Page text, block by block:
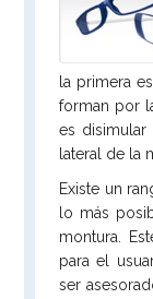
la primera
forman por
es
lateral de la
Existe un
lo más
montura.
para el
ser